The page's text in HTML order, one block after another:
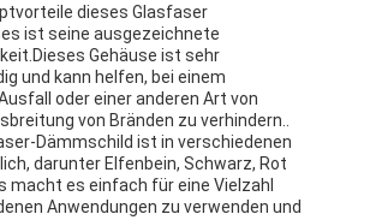
dieses Glasfaser
ist seine ausgezeichnete
Gehäuse ist sehr
und kann helfen, bei einem
oder einer anderen Art von
von Bränden zu verhindern..
Dämmschild ist in verschiedenen
darunter Elfenbein, Schwarz, Rot
macht es einfach für eine Vielzahl
Anwendungen zu verwenden und